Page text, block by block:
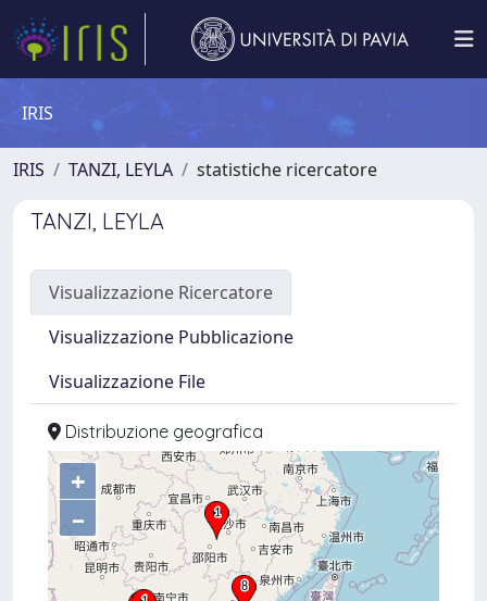
IRIS
IRIS TANZI, LEYLA statistiche ricercatore
TANZI, LEYLA
Visualizzazione Ricercatore
Visualizzazione Pubblicazione
Visualizzazione File
Distribuzione geografica
+
–